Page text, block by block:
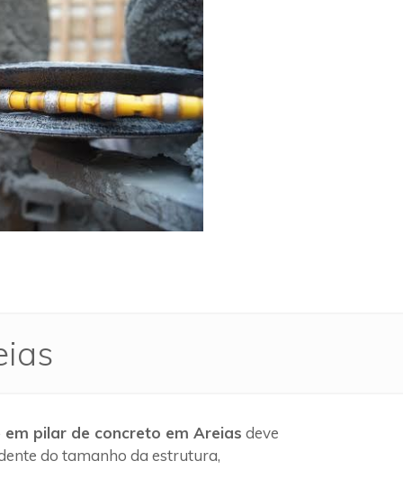
pilar de concreto em Areias deve
do tamanho da estrutura,